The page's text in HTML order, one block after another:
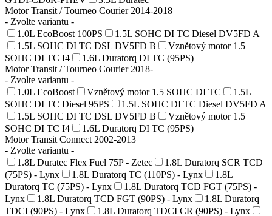
Motor Transit / Tourneo Courier 2014-2018
- Zvolte variantu -
1.0L EcoBoost 100PS
1.5L SOHC DI TC Diesel DV5FD A
1.5L SOHC DI TC DSL DV5FD B
Vznětový motor 1.5
SOHC DI TC I4
1.6L Duratorq DI TC (95PS)
Motor Transit / Tourneo Courier 2018-
- Zvolte variantu -
1.0L EcoBoost
Vznětový motor 1.5 SOHC DI TC
1.5L
SOHC DI TC Diesel 95PS
1.5L SOHC DI TC Diesel DV5FD A
1.5L SOHC DI TC DSL DV5FD B
Vznětový motor 1.5
SOHC DI TC I4
1.6L Duratorq DI TC (95PS)
Motor Transit Connect 2002-2013
- Zvolte variantu -
1.8L Duratec Flex Fuel 75P - Zetec
1.8L Duratorq SCR TCD
(75PS) - Lynx
1.8L Duratorq TC (110PS) - Lynx
1.8L
Duratorq TC (75PS) - Lynx
1.8L Duratorq TCD FGT (75PS) -
Lynx
1.8L Duratorq TCD FGT (90PS) - Lynx
1.8L Duratorq
TDCI (90PS) - Lynx
1.8L Duratorq TDCI CR (90PS) - Lynx